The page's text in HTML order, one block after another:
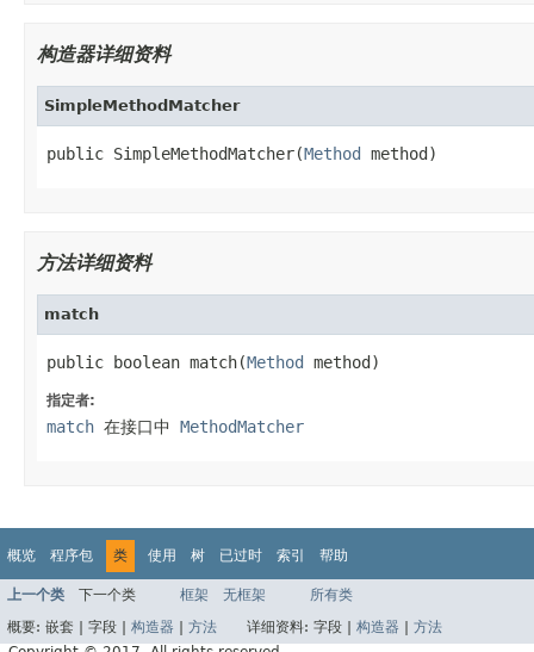
构造器详细资料
SimpleMethodMatcher
public SimpleMethodMatcher(Method method)
方法详细资料
match
public boolean match(Method method)
指定者:
match 在接口中 MethodMatcher
概览 程序包 类 使用 树 已过时 索引 帮助
上一个类 下一个类 框架 无框架
所有类
概要: 嵌套 | 字段 | 构造器 方法 详细资料: 字段 | 构造器
方法